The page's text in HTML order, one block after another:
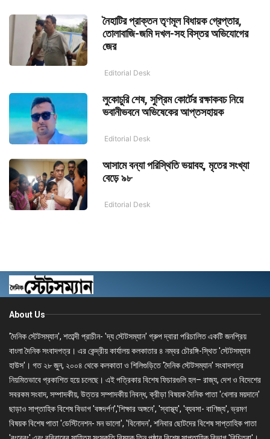
নৈহাটির প্রাক্তন তৃণমূল বিধায়ক গ্রেপ্তার,
তোলাবাজি-জমি দখল-সহ বিস্তর অভিযোগের
জের
Editorial Desk
লুকোচুরি শেষ, সুপ্রিম কোর্টের রক্ষাকবচ নিয়ে
ভবানীভবনে অভিষেকের আপ্তসহায়ক
Editorial Desk
আসামে বন্যা পরিস্থিতি ভয়াবহ, মৃতের সংখ্যা
বেড়ে ৯৮
Editorial Desk
About Us
'দৈনিক স্টেটসম্যান', শতাব্দী প্রাচীন- 'দ্য স্টেটসম্যান' গ্রুপ দ্বারা পরিচালিত একটি জনপ্রিয়
বাংলা দৈনিক সংবাদপত্র। এর কেন্দ্রীয় কার্যালয় কলকাতার ৪ নম্বর চৌরঙ্গি-স্থিত 'স্টেটসম্যান
হাউস'। গত ২৮ জুন, ২০০৪ থেকে কলকাতা ও শিলিগুড়িতে 'দৈনিক স্টেটসম্যান' সংবাদপত্র
নিয়মিতভাবে প্রকাশিত হয়ে চলেছে। এই পত্রিকার বিশেষ ফিচারগুলি হল– রাজ্য, দেশ ও বিদেশের
সবরকম সংবাদ, সম্পাদকীয়, উত্তর সম্পাদকীয় নিবন্ধ, ক্রীড়া বিষয়ক দৈনিক পাতা 'খেলার ময়দানে'
ছাড়াও সাপ্তাহিক বিশেষ বিভাগ 'বঙ্গদর্পণ','শিক্ষার অঙ্গনে', 'স্বাস্থ্য', 'ব্যবসা- বাণিজ্য', ভ্রমণ
বিষয়ক বিশেষ পাতা 'ডেস্টিনেশন- মন ভালো', 'বিনোদন', শনিবার ছোটদের বিশেষ সাপ্তাহিক পাতা